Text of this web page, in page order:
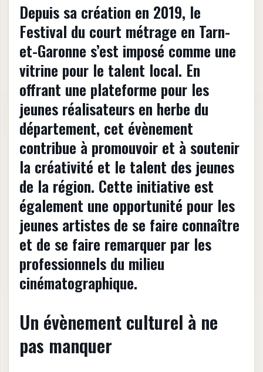
Depuis sa création en 2019, le
Festival du court métrage en Tarn-
et-Garonne s’est imposé comme une
vitrine pour le talent local. En
offrant une plateforme pour les
jeunes réalisateurs en herbe du
département, cet évènement
contribue à promouvoir et à soutenir
la créativité et le talent des jeunes
de la région. Cette initiative est
également une opportunité pour les
jeunes artistes de se faire connaître
et de se faire remarquer par les
professionnels du milieu
cinématographique.
Un évènement culturel à ne
pas manquer